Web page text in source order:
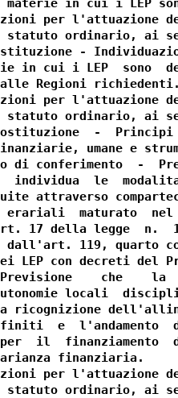
materie in cui i LEP
per l'attuazione
statuto ordinario, ai
-
in cui i LEP  sono
Regioni
per l'attuazione
statuto ordinario, ai
-
umane e
di conferimento  -
individua  le
attraverso
erariali  maturato
17 della legge  n.
dall'art. 119, quarto
LEP con decreti del
che    la
locali
ricognizione
e  l'andamento
il  finanziamento
finanziaria.
per l'attuazione
statuto ordinario, ai